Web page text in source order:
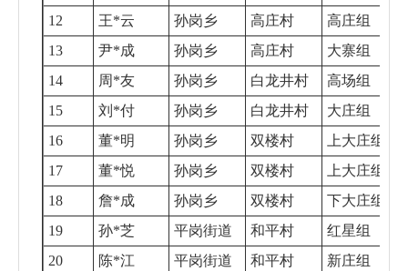
12
王*云 孙岗乡 高庄村
高庄组
13
尹*成 孙岗乡 高庄村
大寨组
14
周*友 孙岗乡 白龙井村
高场组
15
刘*付 孙岗乡 白龙井村
大庄组
16
董*明 孙岗乡 双楼村
上大庄组
17
董*悦 孙岗乡 双楼村
上大庄组
18
詹*成 孙岗乡 双楼村
下大庄组
19
孙*芝 平岗街道 和平村
红星组
20
陈*江 平岗街道 和平村
新庄组